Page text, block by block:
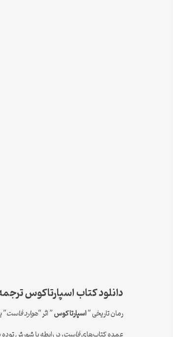
دانلود کتاب اسپارتاکوس
رمان تاریخی ”اسپارتاکوس” اثر “هوارد فاست”
عمده کتاب‌هایفاست، در رابطه با شورش